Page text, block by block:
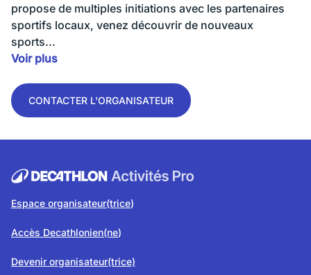
propose de multiples initiations avec les partenaires
sportifs locaux, venez découvrir de nouveaux
sports...
Voir plus
CONTACTER L'ORGANISATEUR
Espace organisateur(trice)
Accès Decathlonien(ne)
Devenir organisateur(trice)